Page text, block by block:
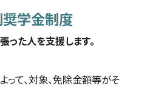
学金制度
った人を支援します。
って、対象、免除金額等がそ